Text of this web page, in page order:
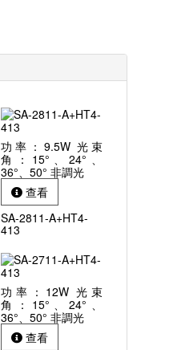
功率：9.5W 光束
角：15°、24°、
36°、50° 非調光
查看
SA-2811-A+HT4-
413
功率：12W 光束
角：15°、24°、
36°、50° 非調光
查看